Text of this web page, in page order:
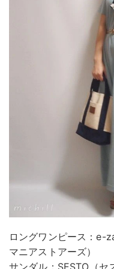
ロングワンピース：e-
マニアストアーズ）